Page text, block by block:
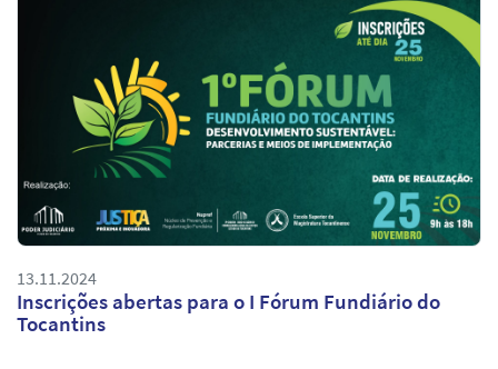
13.11.2024
Inscrições abertas para o I Fórum Fundiário do
Tocantins